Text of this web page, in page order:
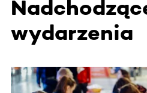
wydarzenia
Ta sekcja zawiera treści